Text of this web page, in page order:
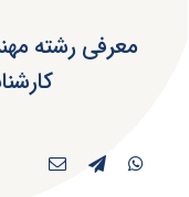
معرفی رشته